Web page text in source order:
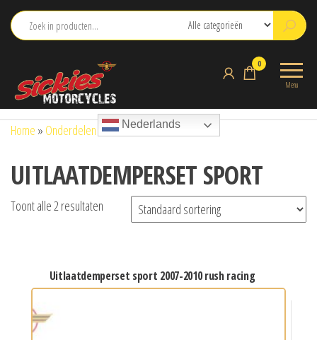
naar
Menu
0
Nederlands
Home » Onderdelen »UITLAATDEMPERSET SPORT
UITLAATDEMPERSET SPORT
Toont alle 2 resultaten
uitlaatdemperset sport 2007-2010 rush racing